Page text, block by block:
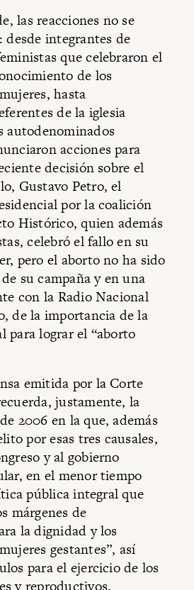
las reacciones no se
desde integrantes de
que celebraron el
de los
hasta
de la iglesia
autodenominados
acciones para
decisión sobre el
Gustavo Petro, el
por la coalición
Histórico, quien además
celebró el fallo en su
pero el aborto no ha sido
su campaña y en una
con la Radio Nacional
de la importancia de la
para lograr el “aborto
emitida por la Corte
justamente, la
2006 en la que, además
por esas tres causales,
y al gobierno
en el menor tiempo
pública integral que
márgenes de
la dignidad y los
gestantes”, así
para el ejercicio de los
y reproductivos.